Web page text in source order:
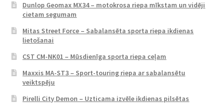
Dunlop Geomax MX34 – motokrosa riepa mīkstam un vidēji
cietam segumam
Mitas Street Force – Sabalansēta sporta riepa ikdienas
lietošanai
CST CM-NK01 – Mūsdienīga sporta riepa ceļam
Maxxis MA-ST3 – Sport-touring riepa ar sabalansētu
veiktspēju
Pirelli City Demon – Uzticama izvēle ikdienas pilsētas